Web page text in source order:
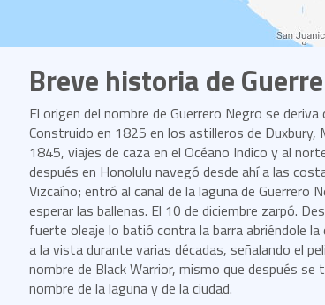
Breve historia de
El origen del nombre de Guerrero Negro se deriva
Construido en 1825 en los astilleros de
1845, viajes de caza en el Océano Indico y al
después en Honolulu navegó desde ahí a las
Vizcaíno; entró al canal de la laguna de Guerrero
esperar las ballenas. El 10 de diciembre zarpó.
fuerte oleaje lo batió contra la barra abriéndole
a la vista durante varias décadas, señalando el
nombre de Black Warrior, mismo que después
nombre de la laguna y de la ciudad.